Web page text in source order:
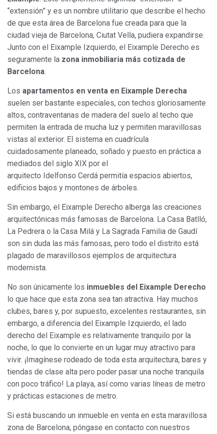
“extensión” y es un nombre utilitario que describe el hecho
de que esta área de Barcelona fue creada para que la
ciudad vieja de Barcelona, Ciutat Vella, pudiera expandirse.
Junto con el Eixample Izquierdo, el Eixample Derecho es
seguramente la zona inmobiliaria más cotizada de
Barcelona.
Los apartamentos en venta en Eixample Derecha
suelen ser bastante especiales, con techos gloriosamente
altos, contraventanas de madera del suelo al techo que
permiten la entrada de mucha luz y permiten maravillosas
vistas al exterior. El sistema en cuadrícula
cuidadosamente planeado, soñado y puesto en práctica a
mediados del siglo XIX por el
arquitecto Idelfonso Cerdá permitía espacios abiertos,
edificios bajos y montones de árboles.
Sin embargo, el Eixample Derecho alberga las creaciones
arquitectónicas más famosas de Barcelona. La Casa Batlló,
La Pedrera o la Casa Milá y La Sagrada Familia de Gaudí
son sin duda las más famosas, pero todo el distrito está
plagado de maravillosos ejemplos de arquitectura
modernista.
No son únicamente los inmuebles del Eixample Derecho
lo que hace que esta zona sea tan atractiva. Hay muchos
clubes, bares y, por supuesto, excelentes restaurantes, sin
embargo, a diferencia del Eixample Izquierdo, el lado
derecho del Eixample es relativamente tranquilo por la
noche, lo que lo convierte en un lugar muy atractivo para
vivir. ¡Imagínese rodeado de toda esta arquitectura, bares y
tiendas de clase alta pero poder pasar una noche tranquila
con poco tráfico! La playa, así como varias líneas de metro
y prácticas estaciones de metro.
Si está buscando un inmueble en venta en esta maravillosa
zona de Barcelona, póngase en contacto con nuestros